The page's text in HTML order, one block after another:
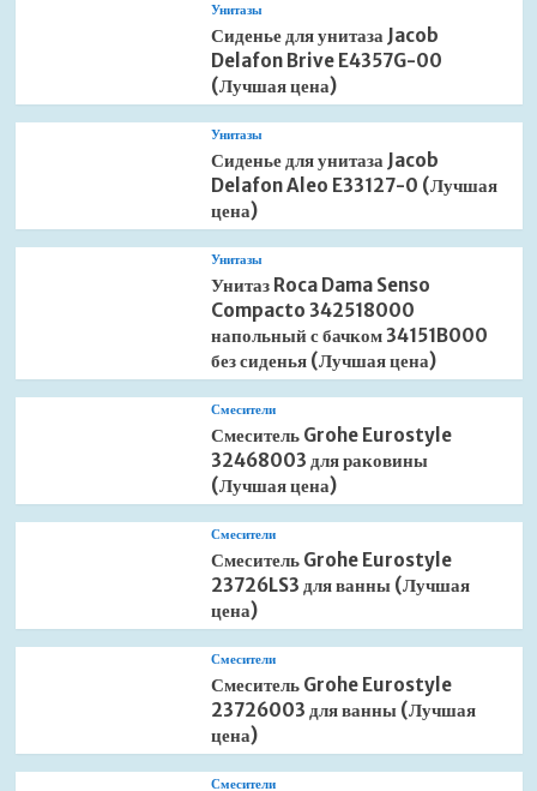
Унитазы
Сиденье для унитаза Jacob
Delafon Brive E4357G-00
(Лучшая цена)
Унитазы
Сиденье для унитаза Jacob
Delafon Aleo E33127-0 (Лучшая
цена)
Унитазы
Унитаз Roca Dama Senso
Compacto 342518000
напольный с бачком 34151B000
без сиденья (Лучшая цена)
Смесители
Смеситель Grohe Eurostyle
32468003 для раковины
(Лучшая цена)
Смесители
Смеситель Grohe Eurostyle
23726LS3 для ванны (Лучшая
цена)
Смесители
Смеситель Grohe Eurostyle
23726003 для ванны (Лучшая
цена)
Смесители